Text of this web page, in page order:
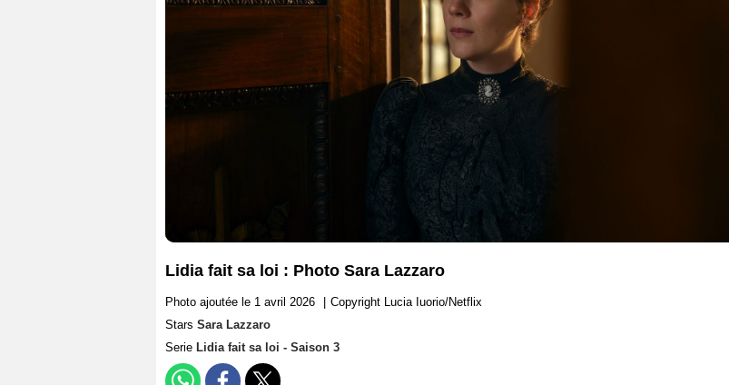
Lidia fait sa loi : Photo Sara Lazzaro
Photo ajoutée le 1 avril 2026
Copyright Lucia Iuorio/Netflix
Stars Sara Lazzaro
Serie Lidia fait sa loi - Saison 3